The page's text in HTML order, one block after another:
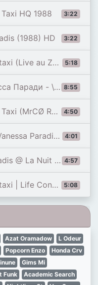
3:22
HQ 1988
3:22
(1988) HD
5:18
de Dijon 16 05 2026)
8:55
сезон. Фрагмент от 01.03.2015
4:50
(MrCØ Remix)
4:01
le Taxi - Aout 1987
4:57
l'Erdre (02-07-2026)
5:08
Monte Carlo 31.07.2026
Azat Oramadow
L Odeur
Popcorn Enzo
Honda Crv
Gims Mi
Funk
Academic Search